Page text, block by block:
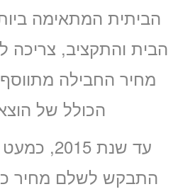
הביתית המתאימה
הבית והתקציב, צריכה
מחיר החבילה
הכולל של
עד שנת
התבקש לשלם מחיר